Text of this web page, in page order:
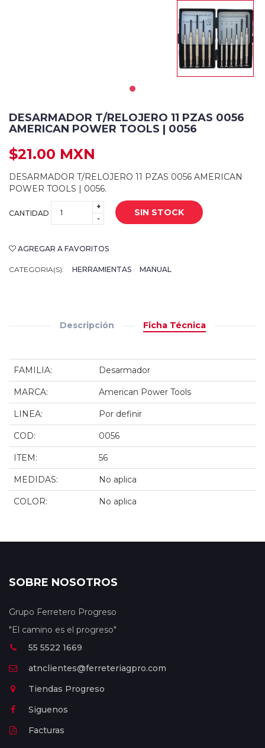
DESARMADOR T/RELOJERO 11 PZAS 0056
AMERICAN POWER TOOLS | 0056
$21.00 MXN
DESARMADOR T/RELOJERO 11 PZAS 0056 AMERICAN
POWER TOOLS | 0056.
CANTIDAD
+
-
SIN STOCK
AGREGAR A FAVORITOS
CATEGORIA(S): HERRAMIENTAS MANUAL
Descripción Ficha Técnica
FAMILIA: Desarmador
MARCA: American Power Tools
LINEA: Por definir
COD: 0056
ITEM: 56
MEDIDAS: No aplica
COLOR: No aplica
SOBRE NOSOTROS
Grupo Ferretero Progreso
"El camino es el progreso"
55 5522 1669
atnclientes@ferreteriagpro.com
Tiendas Progreso
Siguenos
Facturas